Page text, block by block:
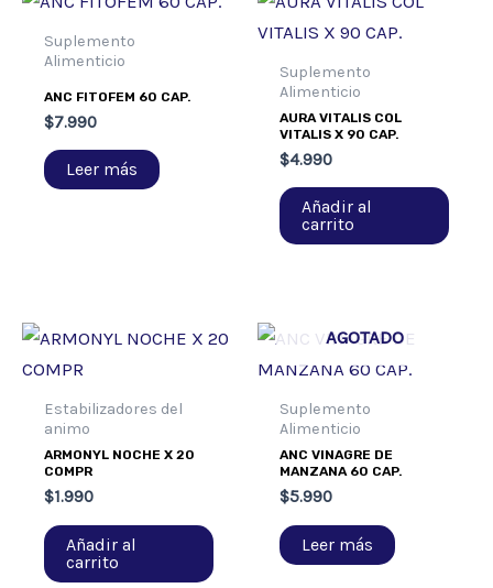
Suplemento
Alimenticio
ANC FITOFEM 60 CAP.
$7.990
Leer más
Suplemento
Alimenticio
AURA VITALIS COL
VITALIS X 90 CAP.
$4.990
Añadir al
carrito
Estabilizadores del
animo
ARMONYL NOCHE X 20
COMPR
$1.990
Añadir al
carrito
AGOTADO
Suplemento
Alimenticio
ANC VINAGRE DE
MANZANA 60 CAP.
$5.990
Leer más